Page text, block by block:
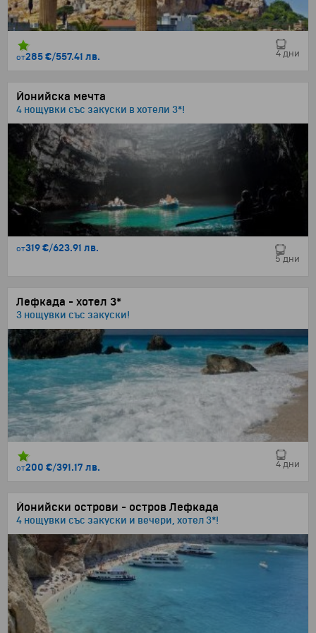
от285 €/557.41 лв. 4 дни
Йонийска мечта
4 нощувки със закуски в хотели 3*!
от319 €/623.91 лв.
5 дни
Лефкада - хотел 3*
3 нощувки със закуски!
от200 €/391.17 лв. 4 дни
Йонийски острови - остров Лефкада
4 нощувки със закуски и вечери, хотел 3*!